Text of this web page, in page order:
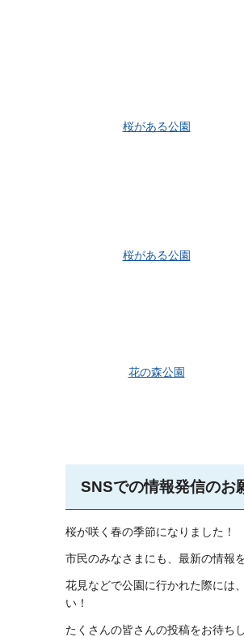
桜がある公園
桜がある公園
花の森公園
SNSでの情報発信のお
桜が咲く春の季節になりました！
市民のみなさまにも、最新の情報
花見などで公園に行かれた際には
い！
たくさんの皆さんの投稿をお待ち